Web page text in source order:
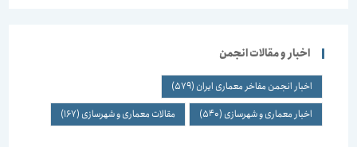
اخبار و مقالات انجمن
اخبار انجمن مفاخر معماری ایران(579)
اخبار معماری و شهرسازی(540) مقالات معماری و شهرسازی(167)